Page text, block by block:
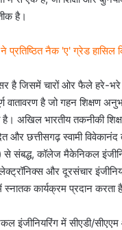
है।
है जिसमें चारों ओर फैले हरे-
वातावरण है जो गहन शिक्षण
अखिल भारतीय तकनीकी
और छत्तीसगढ़ स्वामी
से संबद्ध, कॉलेज मैकेनिकल
और दूरसंचार
कार्यक्रम प्रदान करता
इंजीनियरिंग में सीएडी/सीएएम